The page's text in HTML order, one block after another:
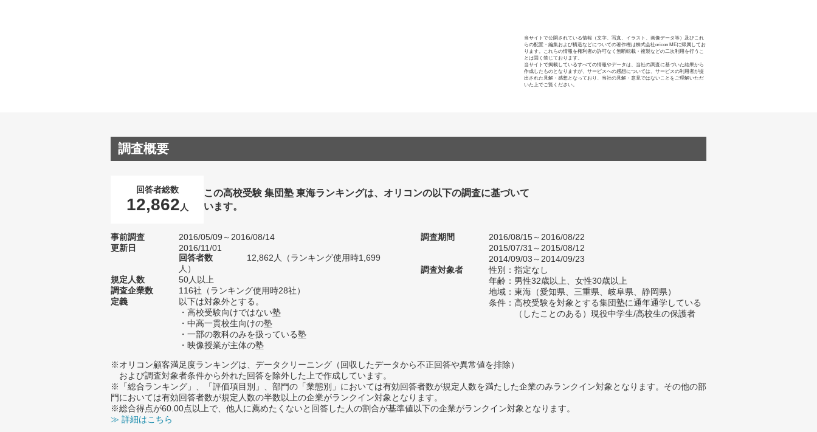
当サイトで公開されている情報（文字、写真、イラスト、画像データ等）及びこれ
らの配置・編集および構造などについての著作権は株式会社oricon MEに帰属してお
ります。これらの情報を権利者の許可なく無断転載・複製などの二次利用を行うこ
とは固く禁じております。
当サイトで掲載しているすべての情報やデータは、当社の調査に基づいた結果から
作成したものとなりますが、サービスへの感想については、サービスの利用者が提
出された見解・感想となっており、当社の見解・意見ではないことをご理解いただ
いた上でご覧ください。
調査概要
回答者総数
12,862 人
この高校受験 集団塾 東海ランキングは、オリコンの以下の調査に基づいて
います。
事前調査
2016/05/09～2016/08/14
更新日
2016/11/01
回答者数
12,862人（ランキング使用時1,699
人）
規定人数
50人以上
調査企業数
116社（ランキング使用時28社）
定義
以下は対象外とする。
・高校受験向けではない塾
・中高一貫校生向けの塾
・一部の教科のみを扱っている塾
・映像授業が主体の塾
調査期間
2016/08/15～2016/08/22
2015/07/31～2015/08/12
2014/09/03～2014/09/23
調査対象者
性別：指定なし
年齢：男性32歳以上、女性30歳以上
地域：東海（愛知県、三重県、岐阜県、静岡県）
条件：高校受験を対象とする集団塾に通年通学している
（したことのある）現役中学生/高校生の保護者
※オリコン顧客満足度ランキングは、データクリーニング（回収したデータから不正回答や異常値を排除）
および調査対象者条件から外れた回答を除外した上で作成しています。
※「総合ランキング」、「評価項目別」、部門の「業態別」においては有効回答者数が規定人数を満たした企業のみランクイン対象となります。その他の部
門においては有効回答者数が規定人数の半数以上の企業がランクイン対象となります。
※総合得点が60.00点以上で、他人に薦めたくないと回答した人の割合が基準値以下の企業がランクイン対象となります。
≫ 詳細はこちら